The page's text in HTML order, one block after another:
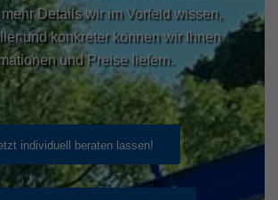
Details wir im Vorfeld wissen,
und konkreter können wir Ihnen
und Preise liefern.
individuell beraten lassen!